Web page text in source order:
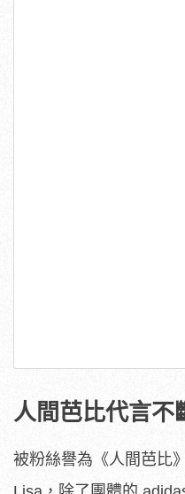
人間芭比代言不
被粉絲譽為《人間芭比